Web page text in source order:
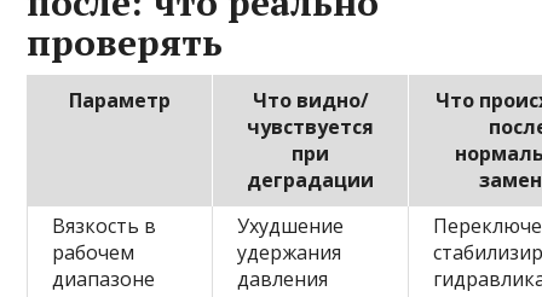
проверять
Параметр
Что видно/
чувствуется
при
деградации
Что
Вязкость в
рабочем
диапазоне
Ухудшение
удержания
давления